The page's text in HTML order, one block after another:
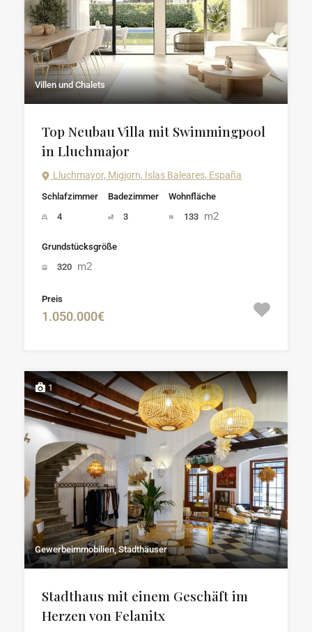
Villen und Chalets
Top Neubau Villa mit Swimmingpool
in Lluchmajor
Lluchmayor, Migjorn, Islas Baleares, España
Schlafzimmer
4
Badezimmer
3
Wohnfläche
133 m2
Grundstücksgröße
320 m2
Preis
1.050.000€
1
Gewerbeimmobilien, Stadthäuser
Stadthaus mit einem Geschäft im
Herzen von Felanitx